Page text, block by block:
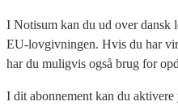
I Notisum kan du ud over
EU-lovgivningen. Hvis du har
har du muligvis også brug for
I dit abonnement kan du